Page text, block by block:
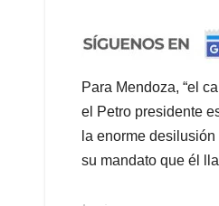
Para Mendoza, “el
el Petro presidente
la enorme
su mandato que él